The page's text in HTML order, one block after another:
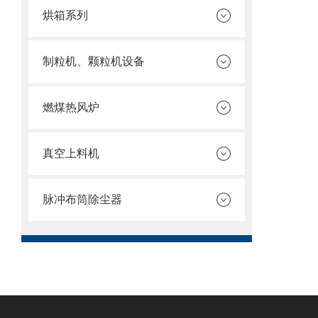
烘箱系列
制粒机、颗粒机设备
燃煤热风炉
真空上料机
脉冲布筒除尘器